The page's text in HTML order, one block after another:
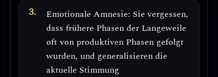
Emotionale Amnesie: Sie vergessen,
dass frühere Phasen der Langeweile
oft von produktiven Phasen gefolgt
wurden, und generalisieren die
aktuelle Stimmung